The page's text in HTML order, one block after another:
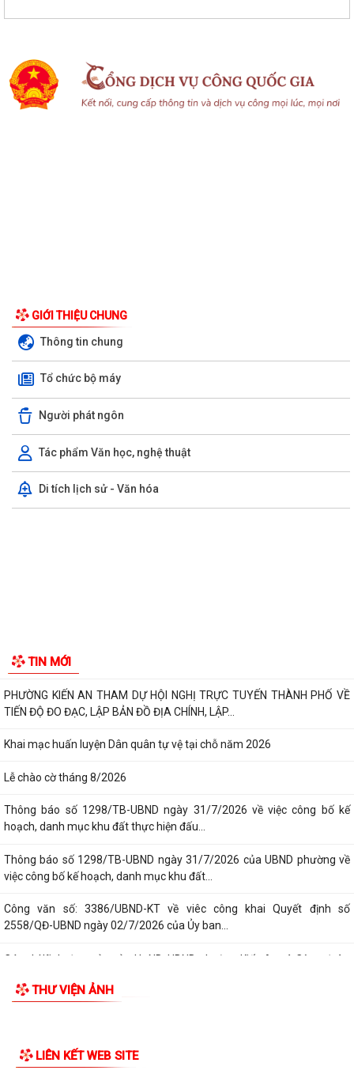
GIỚI THIỆU CHUNG
Người phát ngôn
Di tích lịch sử - Văn hóa
Ban đại diện Hội đồng quản trị Ngân hàng Chính sách xã hội phường
TỪ NGÀY 08/8/2026: NHIỀU THỦ TỤC HÀNH CHÍNH TRỰC TUYẾN TẠI
Chi bộ trường Tiểu học Quang Trung kết nạp Đảng viên mới
Tổ Đại biểu số 05 HĐND thành phố tiếp xúc cử tri sau Kỳ họp thường lệ
giữa năm 2026 HĐND thành phố...
Hội nghị tập huấn công tác Đoàn và phong trào thanh thiếu nhi năm
Công văn số: 20/CV-TYT của Trạm y tế phường v/v công khai số điện
Lớp bồi dưỡng kiến thức An ninh phi truyền thống và Quản trị an ninh
phi truyền thống năm 2026